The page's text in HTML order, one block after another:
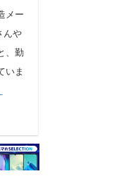
メー
んや
、勤
いま